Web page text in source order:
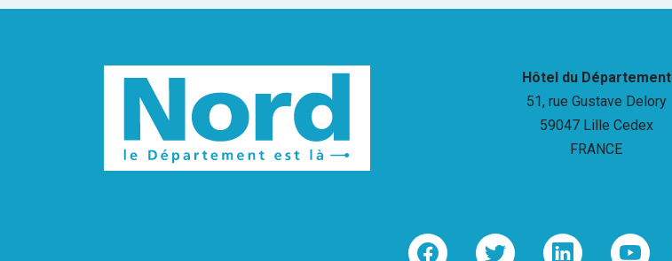
Hôtel du Département
51, rue Gustave Delory
59047 Lille Cedex
FRANCE